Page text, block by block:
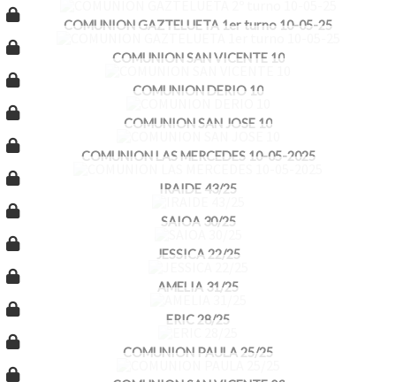
COMUNION GAZTELUETA 1er turno 10-05-25
COMUNION SAN VICENTE 10
COMUNION DERIO 10
COMUNION SAN JOSE 10
COMUNION LAS MERCEDES 10-05-2025
IRAIDE 43/25
SAIOA 30/25
JESSICA 22/25
AMELIA 31/25
ERIC 28/25
COMUNION PAULA 25/25